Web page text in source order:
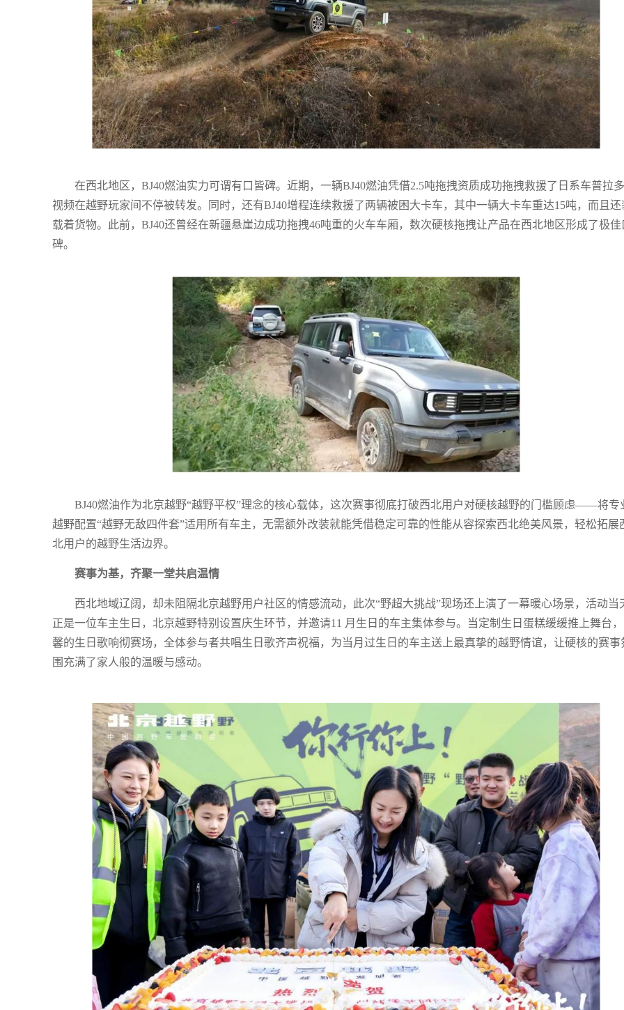
在西北地区，BJ40燃油实力可谓有口皆碑。近期，一辆BJ40燃油凭借2.5吨拖拽资质成功拖拽救援了日系车普拉
视频在越野玩家间不停被转发。同时，还有BJ40增程连续救援了两辆被困大卡车，其中一辆大卡车重达15吨，而且还
载着货物。此前，BJ40还曾经在新疆悬崖边成功拖拽46吨重的火车车厢，数次硬核拖拽让产品在西北地区形成了极佳
碑。
BJ40燃油作为北京越野“越野平权”理念的核心载体，这次赛事彻底打破西北用户对硬核越野的门槛顾虑——将专
越野配置“越野无敌四件套”适用所有车主，无需额外改装就能凭借稳定可靠的性能从容探索西北绝美风景，轻松拓展
北用户的越野生活边界。
赛事为基，齐聚一堂共启温情
西北地域辽阔，却未阻隔北京越野用户社区的情感流动，此次“野超大挑战”现场还上演了一幕暖心场景，活动当
正是一位车主生日，北京越野特别设置庆生环节，并邀请11 月生日的车主集体参与。当定制生日蛋糕缓缓推上舞台
馨的生日歌响彻赛场，全体参与者共唱生日歌齐声祝福，为当月过生日的车主送上最真挚的越野情谊，让硬核的赛事
围充满了家人般的温暖与感动。